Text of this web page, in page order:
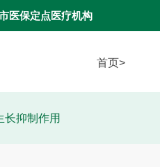
医保定点医疗机构
首页>
抑制作用